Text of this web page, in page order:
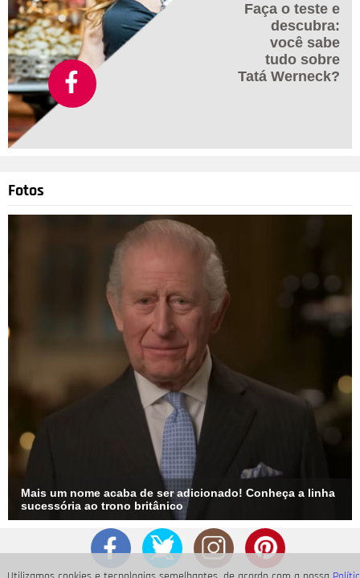
Faça o teste e
descubra:
você sabe
tudo sobre
Tatá Werneck?
Fotos
Mais um nome acaba de ser adicionado! Conheça a linha
sucessória ao trono britânico